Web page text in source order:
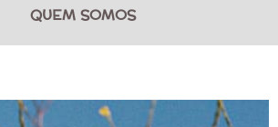
QUEM SOMOS